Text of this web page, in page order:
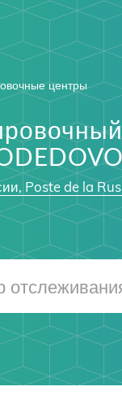
центры
Poste de la